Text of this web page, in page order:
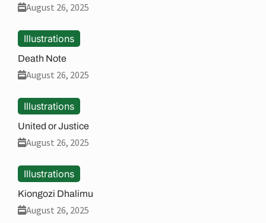
August 26, 2025
Illustrations
Death Note
August 26, 2025
Illustrations
United or Justice
August 26, 2025
Illustrations
Kiongozi Dhalimu
August 26, 2025